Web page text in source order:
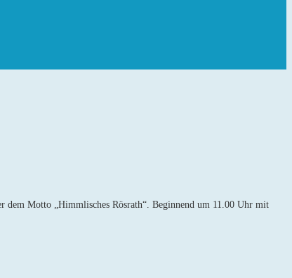
dem Motto „Himmlisches Rösrath“. Beginnend um 11.00 Uhr mit